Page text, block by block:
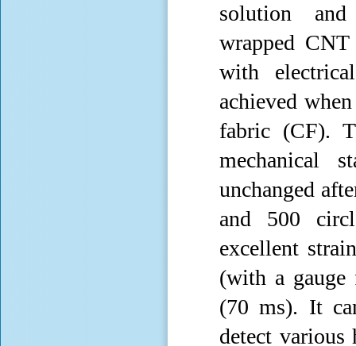
solution and
wrapped
with
achieved
fabric (CF).
mechanical
unchanged
and 500
excellent
(with a gauge
(70 ms). It
detect various